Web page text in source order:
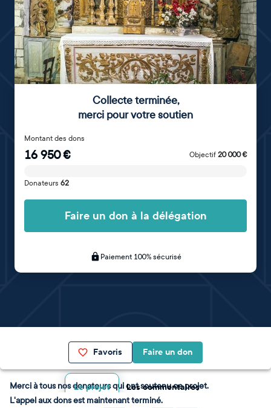
Collecte terminée,
merci pour votre soutien
Montant des dons
16 950€ Objectif 20 000€
Donateurs 62
Faire un don à la délégation
Paiement 100% sécurisé
Favoris Faire un don
Le projet Les commentaires
Merci à tous nos donateurs qui ont soutenu ce projet.
L'appel aux dons est maintenant terminé.